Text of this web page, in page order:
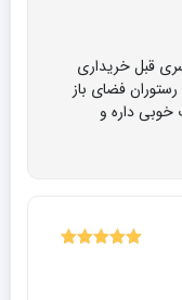
قبل خریداری
فضای باز
خوبی داره و